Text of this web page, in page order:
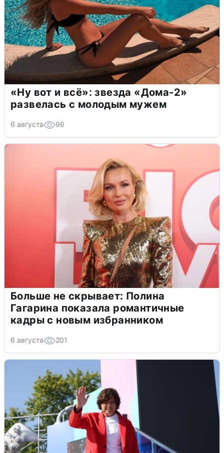
«Ну вот и всё»: звезда «Дома-2»
развелась с молодым мужем
6 августа 96
Больше не скрывает: Полина
Гагарина показала романтичные
кадры с новым избранником
6 августа 201